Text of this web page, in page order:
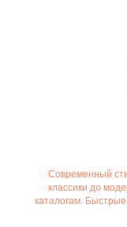
Современный
классики до
каталогам.